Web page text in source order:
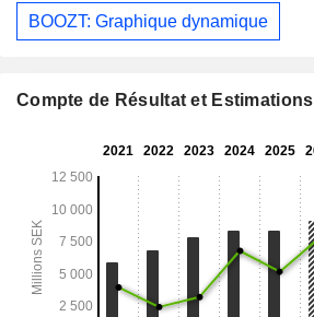
BOOZT: Graphique dynamique
Compte de Résultat et Estimations